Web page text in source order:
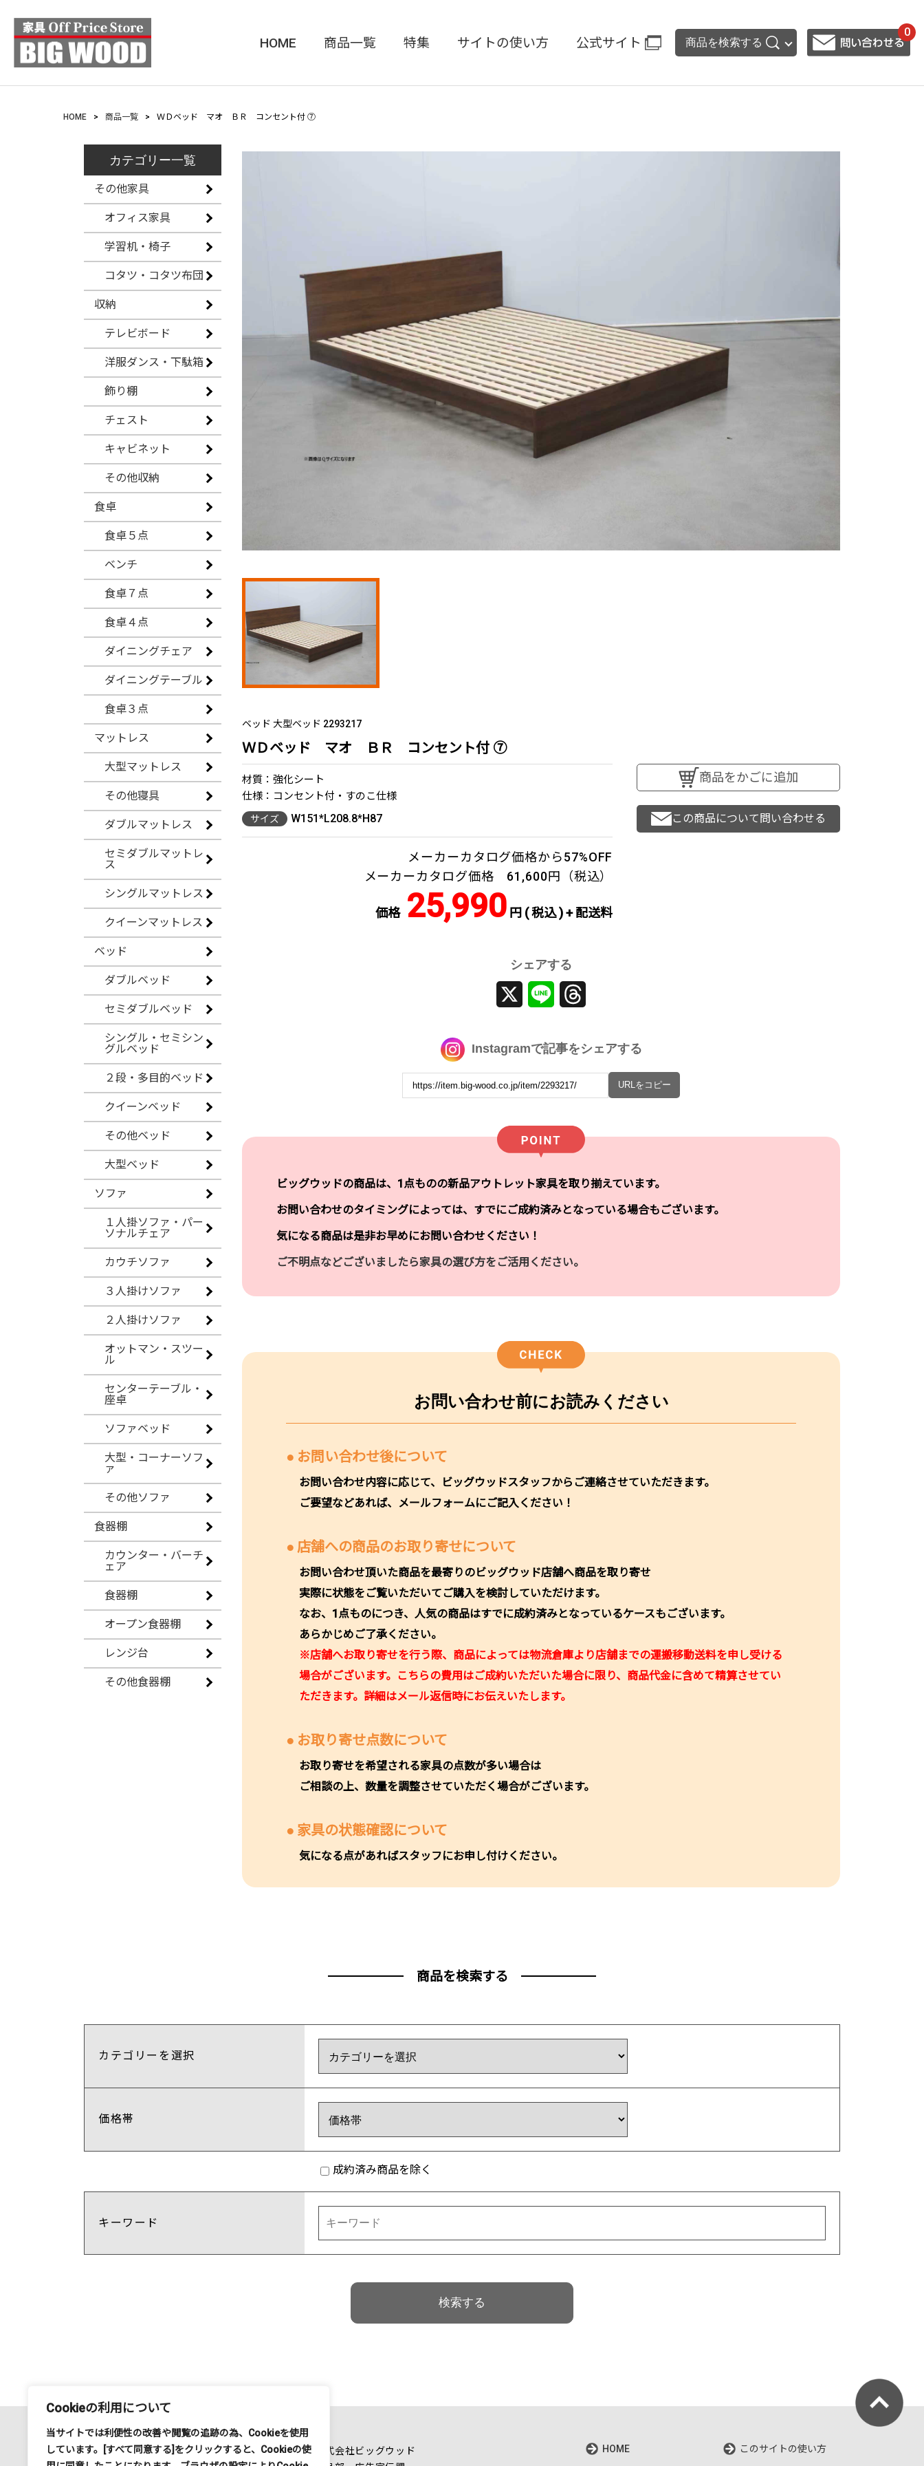
Cookieの利用について
当サイトでは利便性の改善や閲覧の追跡の為、 Cookieを使用
しています。
[すべて同意する] をクリックすると、 Cookieの使
HOME 商品一覧 特集 サイトの使い方 公式サイト 商品を検索する
0
HOME 商品一覧 ＷＤベッド マオ ＢＲ コンセント付 ⑦
カテゴリー一覧
その他家具
オフィス家具
学習机・椅子
コタツ・コタツ布団
収納
テレビボード
洋服ダンス・下駄箱
飾り棚
チェスト
キャビネット
その他収納
食卓
食卓５点
ベンチ
食卓７点
食卓４点
ダイニングチェア
ダイニングテーブル
食卓３点
マットレス
大型マットレス
その他寝具
ダブルマットレス
セミダブルマットレ
ス
シングルマットレス
クイーンマットレス
ベッド
ダブルベッド
セミダブルベッド
シングル・セミシン
グルベッド
２段・多目的ベッド
クイーンベッド
その他ベッド
大型ベッド
ソファ
１人掛ソファ・パー
ソナルチェア
カウチソファ
３人掛けソファ
２人掛けソファ
オットマン・スツー
ル
センターテーブル・
座卓
ソファベッド
大型・コーナーソフ
ァ
その他ソファ
食器棚
カウンター・バーチ
ェア
食器棚
オープン食器棚
レンジ台
その他食器棚
ベッド 大型ベッド 2293217
ＷＤベッド マオ ＢＲ コンセント付 ⑦
材質：強化シート
仕様：コンセント付・すのこ仕様
サイズ W151*L208.8*H87
メーカーカタログ価格から57%OFF
メーカーカタログ価格 61,600円（税込）
価格 25,990 円 ( 税込 ) + 配送料
商品をかごに追加
この商品について問い合わせる
シェアする
Line
Instagramで記事をシェアする
URLをコピー
ビッグウッドの商品は、1点ものの新品アウトレット家具を取り揃えています。
お問い合わせのタイミングによっては、すでにご成約済みとなっている場合もございます。
気になる商品は是非お早めにお問い合わせください！
ご不明点などございましたら家具の選び方をご活用ください。
お問い合わせ前にお読みください
お問い合わせ後について
お問い合わせ内容に応じて、ビッグウッドスタッフからご連絡させていただきます。
ご要望などあれば、メールフォームにご記入ください！
店舗への商品のお取り寄せについて
お問い合わせ頂いた商品を最寄りのビッグウッド店舗へ商品を取り寄せ
実際に状態をご覧いただいてご購入を検討していただけます。
なお、1点ものにつき、人気の商品はすでに成約済みとなっているケースもございます。
あらかじめご了承ください。
※店舗へお取り寄せを行う際、商品によっては物流倉庫より店舗までの運搬移動送料を申し受ける
場合がございます。こちらの費用はご成約いただいた場合に限り、商品代金に含めて精算させてい
ただきます。詳細はメール返信時にお伝えいたします。
お取り寄せ点数について
お取り寄せを希望される家具の点数が多い場合は
ご相談の上、数量を調整させていただく場合がございます。
家具の状態確認について
気になる点があればスタッフにお申し付けください。
商品を検索する
カテゴリーを選択
価格帯
成約済み商品を除く
キーワード
運営会社 株式会社ビッグウッド
HOME このサイトの使い方